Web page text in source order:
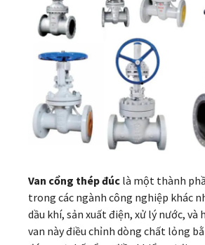
Van cổng thép đúc là một thành
trong các ngành công nghiệp khác
dầu khí, sản xuất điện, xử lý nước, và
van này điều chỉnh dòng chất lỏng